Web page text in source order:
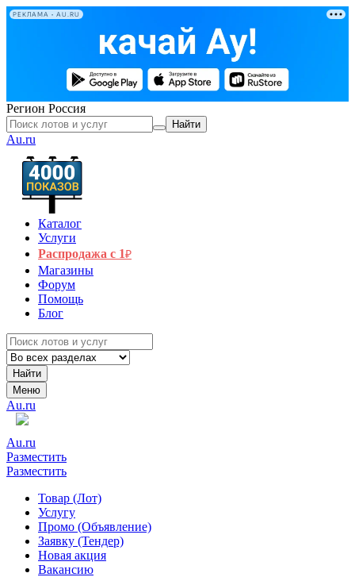
РЕКЛАМА • AU.RU
Регион Россия
Найти
Au.ru
Каталог
Услуги
Распродажа с 1₽
Магазины
Форум
Помощь
Блог
Найти
Меню
Au.ru
Au.ru
Разместить
Разместить
Товар (Лот)
Услугу
Промо (Объявление)
Заявку (Тендер)
Новая акция
Вакансию